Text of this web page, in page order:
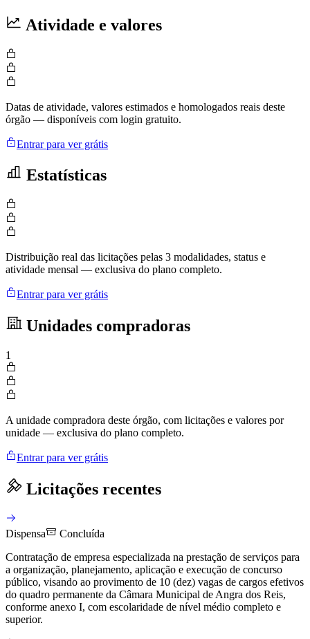
Atividade e valores
Datas de atividade, valores estimados e homologados reais deste
órgão — disponíveis com login gratuito.
Entrar para ver grátis
Estatísticas
Distribuição real das licitações pelas 3 modalidades, status e
atividade mensal — exclusiva do plano completo.
Entrar para ver grátis
Unidades compradoras
1
A unidade compradora deste órgão, com licitações e valores por
unidade — exclusiva do plano completo.
Entrar para ver grátis
Licitações recentes
Dispensa
Concluída
Contratação de empresa especializada na prestação de serviços para
a organização, planejamento, aplicação e execução de concurso
público, visando ao provimento de 10 (dez) vagas de cargos efetivos
do quadro permanente da Câmara Municipal de Angra dos Reis,
conforme anexo I, com escolaridade de nível médio completo e
superior.